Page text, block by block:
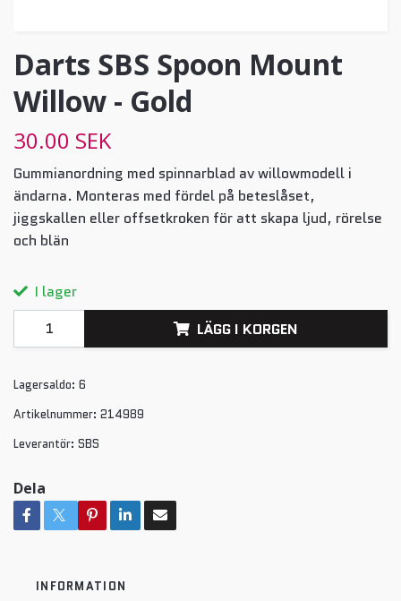
Darts SBS Spoon Mount
Willow - Gold
30.00 SEK
Gummianordning med spinnarblad av willowmodell i
ändarna. Monteras med fördel på beteslåset,
jiggskallen eller offsetkroken för att skapa ljud, rörelse
och blän
I lager
LÄGG I KORGEN
Lagersaldo: 6
Artikelnummer: 214989
Leverantör: SBS
Dela
INFORMATION